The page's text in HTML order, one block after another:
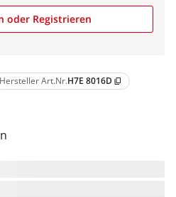
Hersteller Art.Nr.H7E 8016D content_copy
oder Registrieren